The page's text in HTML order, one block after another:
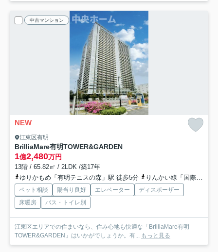
中古マンション
NEW
江東区有明
BrilliaMare有明TOWER&GARDEN
1億2,480万円
13階 / 65.82㎡ / 2LDK /築17年
ゆりかもめ「有明テニスの森」駅 徒歩5分
りんかい線「国際展示場」駅 徒歩8分
ペット相談 陽当り良好 エレベーター
ディスポーザー
床暖房
バス・トイレ別
江東区エリアでの住まいなら、住み心地も快適な「BrilliaMare有明
TOWER&GARDEN」はいかがでしょうか。有... もっと見る